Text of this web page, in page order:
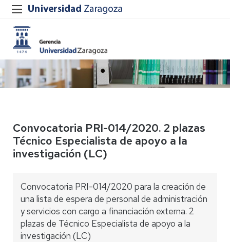
Convocatoria PRI-014/2020. 2 plazas
Técnico Especialista de apoyo a la
investigación (LC)
Convocatoria PRI-014/2020 para la creación de
una lista de espera de personal de administración
y servicios con cargo a financiación externa. 2
plazas de Técnico Especialista de apoyo a la
investigación (LC)